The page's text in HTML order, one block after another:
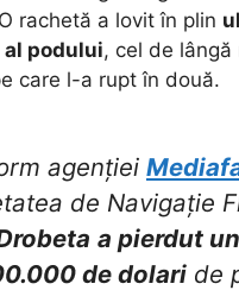
rachetă a lovit în plin
podului, cel de lângă
care l-a rupt în două.
agenției
de Navigație
a pierdut
de dolari de